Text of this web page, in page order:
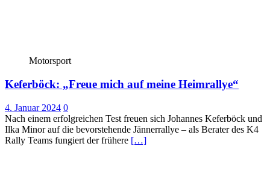
Motorsport
Keferböck: „Freue mich auf meine Heimrallye“
4. Januar 2024 0
Nach einem erfolgreichen Test freuen sich Johannes Keferböck und
Ilka Minor auf die bevorstehende Jännerrallye – als Berater des K4
Rally Teams fungiert der frühere […]